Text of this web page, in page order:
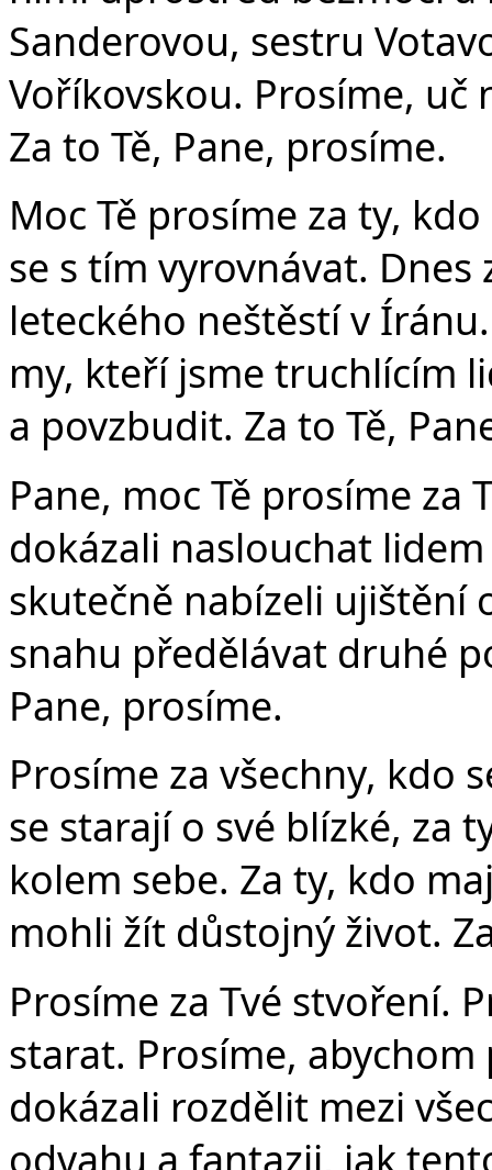
Sanderovou, sestru
Voříkovskou. Prosíme,
Za to Tě, Pane, prosíme.
Moc Tě prosíme za ty,
se s tím vyrovnávat.
leteckého neštěstí v
my, kteří jsme truchlícím
a povzbudit. Za to Tě,
Pane, moc Tě prosíme za
dokázali naslouchat
skutečně nabízeli ujištění
snahu předělávat druhé
Pane, prosíme.
Prosíme za všechny, kdo
se starají o své blízké, za
kolem sebe. Za ty, kdo
mohli žít důstojný život.
Prosíme za Tvé stvoření.
starat. Prosíme,
dokázali rozdělit mezi
odvahu a fantazii, jak